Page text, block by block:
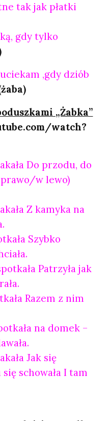
tak jak płatki
gdy tylko
,gdy dziób
„Żabka”
watch?
Do przodu, do
prawo/w lewo)
Z kamyka na
Szybko
Patrzyła jak
Razem z nim
na domek –
Jak się
schowała I tam